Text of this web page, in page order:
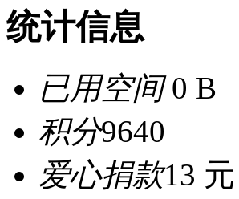
统计信息
已用空间0 B
积分9640
爱心捐款13 元